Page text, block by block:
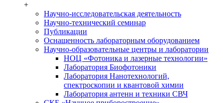
+
Научно-исследовательская деятельность
Научно-технический семинар
Публикации
Оснащенность лабораторным оборудованием
Научно-образовательные центры и лаборатории
НОЦ «Фотоника и лазерные технологии»
Лаборатория Биофотоники
Лаборатория Нанотехнологий,
спектроскопии и квантовой химии
Лаборатория антенн и техники СВЧ